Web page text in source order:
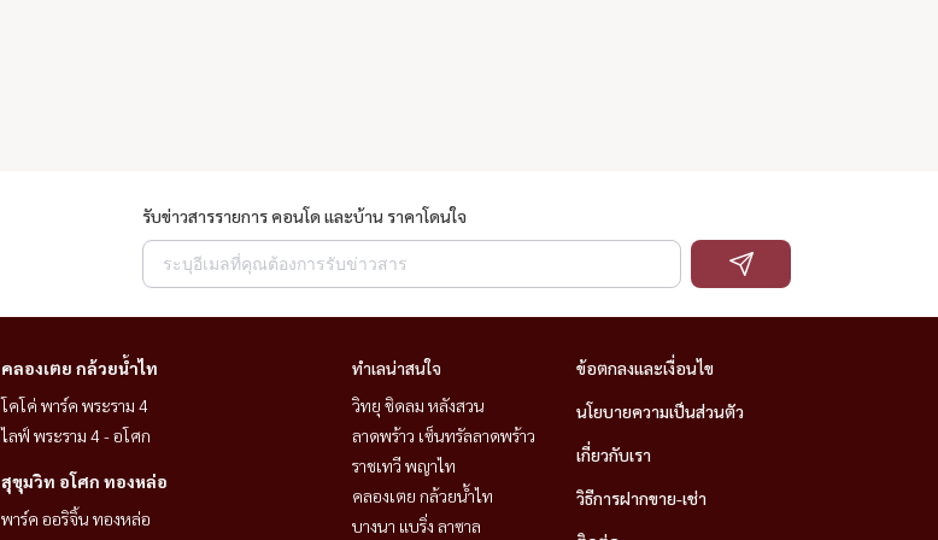
รับข่าวสารรายการ คอนโด และบ้าน ราคาโดนใจ
คลองเตย กล้วยน้ำไท
โคโค่ พาร์ค พระราม 4
ไลฟ์ พระราม 4 - อโศก
สุขุมวิท อโศก ทองหล่อ
พาร์ค ออริจิ้น ทองหล่อ
ทำเลน่าสนใจ
วิทยุ ชิดลม หลังสวน
ลาดพร้าว เซ็นทรัลลาดพร้าว
ราชเทวี พญาไท
คลองเตย กล้วยน้ำไท
บางนา แบริ่ง ลาซาล
ข้อตกลงและเงื่อนไข
นโยบายความเป็นส่วนตัว
เกี่ยวกับเรา
วิธีการฝากขาย-เช่า